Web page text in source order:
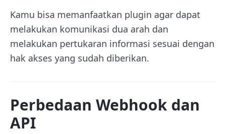
Kamu bisa memanfaatkan plugin agar dapat
melakukan komunikasi dua arah dan
melakukan pertukaran informasi sesuai dengan
hak akses yang sudah diberikan.
Perbedaan Webhook dan
API